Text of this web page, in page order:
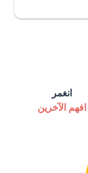
انغمر
افهم الآخرين